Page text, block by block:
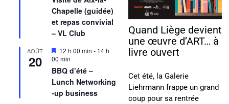
Chapelle (guidée)
et repas convivial
– VL Club
AOÛT
20
Mis
en
avant
12 h 00 min - 14 h
00 min
BBQ d’été –
Lunch Networking
-up business
Quand Liège devient
une œuvre d’ART… à
livre ouvert
Cet été, la Galerie
Liehrmann frappe un grand
coup pour sa rentrée